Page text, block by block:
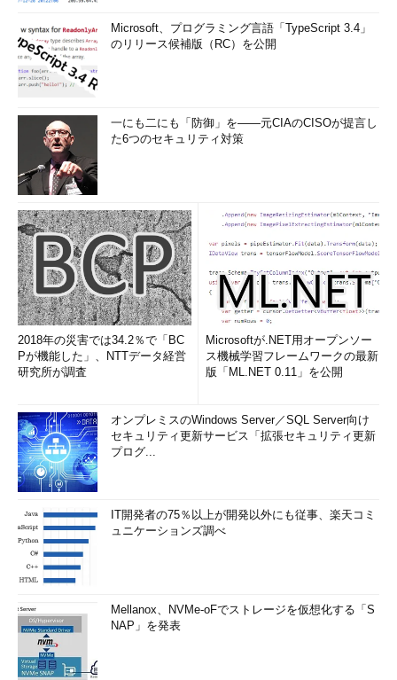
Microsoft、プログラミング言語「TypeScript 3.4」
のリリース候補版（RC）を公開
一にも二にも「防御」を――元CIAのCISOが提言し
た6つのセキュリティ対策
2018年の災害では34.2％で「BC
Pが機能した」、NTTデータ経営
研究所が調査
Microsoftが.NET用オープンソー
ス機械学習フレームワークの最新
版「ML.NET 0.11」を公開
オンプレミスのWindows Server／SQL Server向け
セキュリティ更新サービス「拡張セキュリティ更新
プログ...
IT開発者の75％以上が開発以外にも従事、楽天コミ
ュニケーションズ調べ
Mellanox、NVMe-oFでストレージを仮想化する「S
NAP」を発表